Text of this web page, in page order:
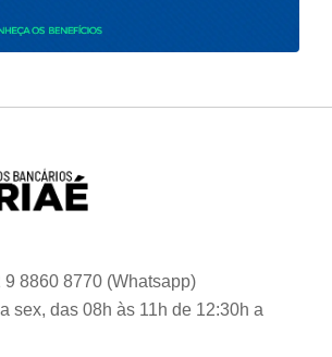
8860 8770 (Whatsapp)
sex, das 08h às 11h de 12:30h a